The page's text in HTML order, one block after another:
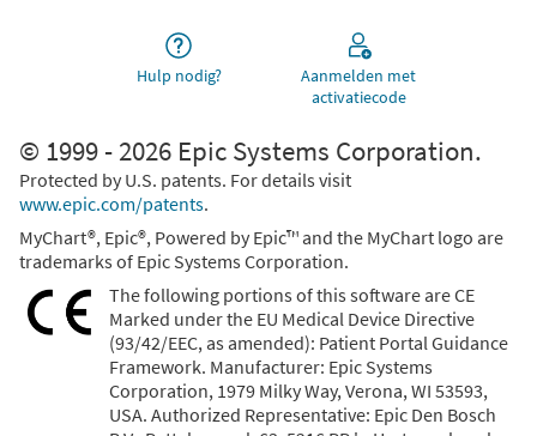
Hulp nodig?
Aanmelden met
activatiecode
© 1999 - 2026 Epic Systems Corporation.
Protected by U.S. patents. For details visit
www.epic.com/patents.
MyChart®, Epic®, Powered by Epic™ and the MyChart logo are
trademarks of Epic Systems Corporation.
The following portions of this software are CE
Marked under the EU Medical Device Directive
(93/42/EEC, as amended): Patient Portal Guidance
Framework. Manufacturer: Epic Systems
Corporation, 1979 Milky Way, Verona, WI 53593,
USA. Authorized Representative: Epic Den Bosch